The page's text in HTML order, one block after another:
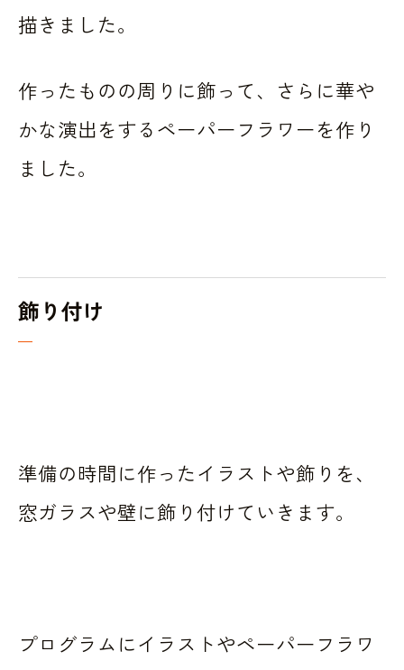
描きました。
作ったものの周りに飾って、さらに華や
かな演出をするペーパーフラワーを作り
ました。
飾り付け
準備の時間に作ったイラストや飾りを、
窓ガラスや壁に飾り付けていきます。
プログラムにイラストやペーパーフラワ